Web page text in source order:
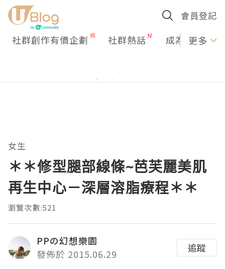
會員登記
社群創作有價企劃 社群熱話 成為U更多
女生
＊＊修型腿部線條~芭芙麗美肌
再生中心－深層溶脂療程＊＊
瀏覽次數:521
PPの幻想樂園
發佈於 2015.06.29
追蹤